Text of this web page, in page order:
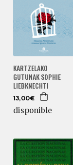
KARTZELAKO
GUTUNAK SOPHIE
LIEBKNECHTI
13,00€
disponible